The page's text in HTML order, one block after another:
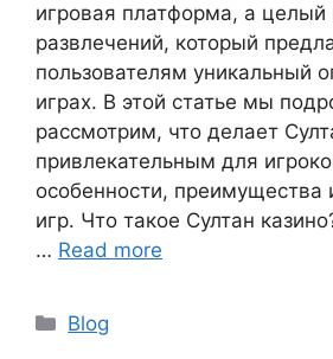
игровая платформа, а
развлечений, который
пользователям уникальный
играх. В этой статье мы
рассмотрим, что делает
привлекательным для
особенности, преимущества
игр. Что такое Султан
… Read more
Blog